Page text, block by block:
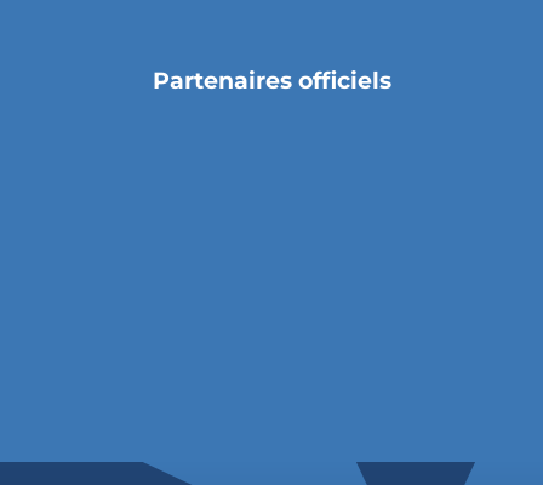
Partenaires officiels